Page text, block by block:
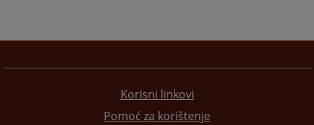
Korisni linkovi
Pomoć za korištenje